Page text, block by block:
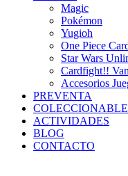
Magic
Pokémon
Yugioh
One Piece
Star Wars
Cardfight!!
Accesorios
PREVENTA
ACTIVIDADES
BLOG
CONTACTO